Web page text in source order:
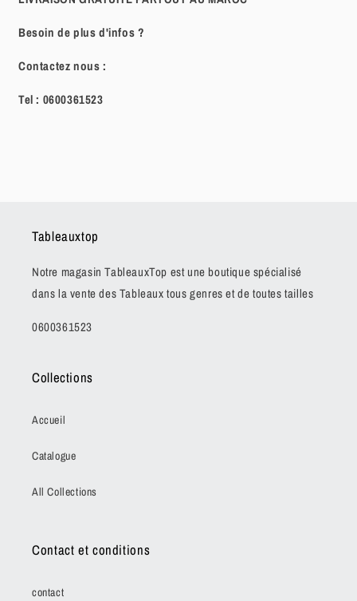
Besoin de plus d'infos ?
Contactez nous :
Tel : 0600361523
Tableauxtop
Notre magasin TableauxTop est une boutique spécialisé
dans la vente des Tableaux tous genres et de toutes tailles
0600361523
Collections
Accueil
Catalogue
All Collections
Contact et conditions
contact